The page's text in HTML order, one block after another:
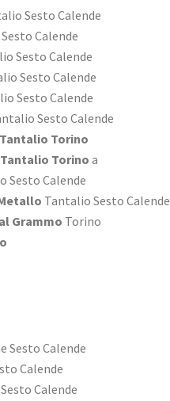
Sesto Calende
Calende
Sesto Calende
Sesto Calende
Sesto Calende
Sesto Calende
Torino
Torino a
Sesto Calende
Tantalio Sesto Calende
Grammo Torino
Sesto Calende
Calende
Calende